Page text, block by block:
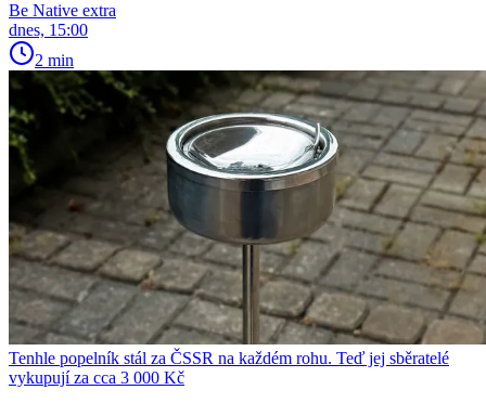
Be Native extra
dnes, 15:00
2 min
Tenhle popelník stál za ČSSR na každém rohu. Teď jej sběratelé
vykupují za cca 3 000 Kč